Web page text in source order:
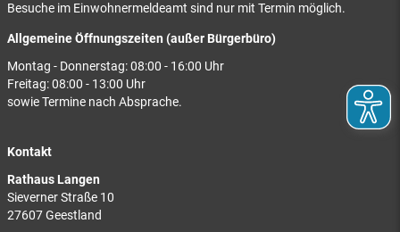
Besuche im Einwohnermeldeamt sind nur mit Termin möglich.
Allgemeine Öffnungszeiten (außer Bürgerbüro)
Montag - Donnerstag: 08:00 - 16:00 Uhr
Freitag: 08:00 - 13:00 Uhr
sowie Termine nach Absprache.
Kontakt
Rathaus Langen
Sieverner Straße 10
27607 Geestland